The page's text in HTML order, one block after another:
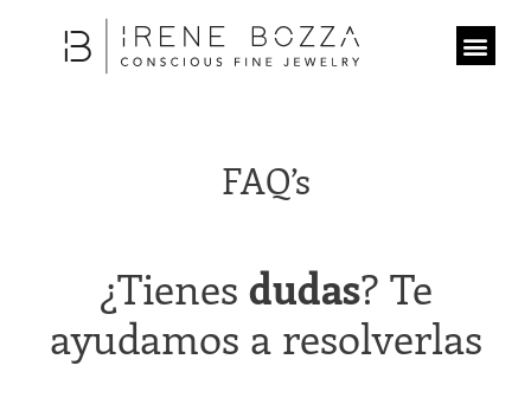
FAQ’s
¿Tienes dudas? Te
ayudamos a resolverlas